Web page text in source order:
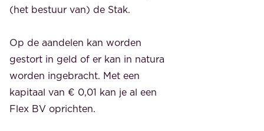
(het bestuur van) de Stak.
Op de aandelen kan worden
gestort in geld of er kan in natura
worden ingebracht. Met een
kapitaal van € 0,01 kan je al een
Flex BV oprichten.